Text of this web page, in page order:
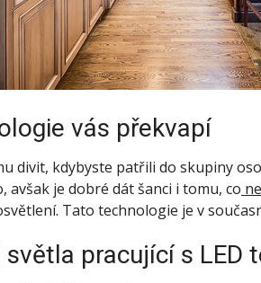
vás překvapí
divit, kdybyste patřili do skupiny
avšak je dobré dát šanci i tomu, co
Tato technologie je v
pracující s LED